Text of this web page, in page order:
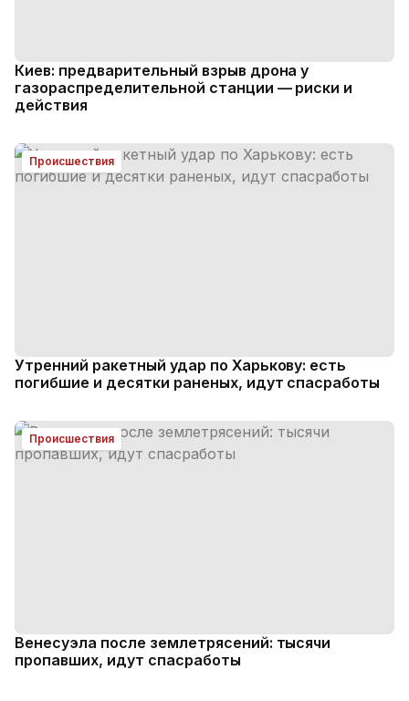
Киев: предварительный взрыв дрона у
газораспределительной станции — риски и
действия
Происшествия
Утренний ракетный удар по Харькову: есть
погибшие и десятки раненых, идут спасработы
Происшествия
Венесуэла после землетрясений: тысячи
пропавших, идут спасработы